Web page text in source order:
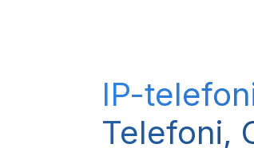
IP-
Telefoni,